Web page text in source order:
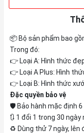
📦 Bộ sản phẩm bao
Trong đó:
👉 Loại A: Hình thức
👉 Loại A Plus: Hình
👉 Loại B: Hình thức
Đặc quyền bảo vệ
🛡️ Bảo hành mặc định 6
🔃 1 đổi 1 trong 30
♻️ Dùng thử 7 ngày, lên